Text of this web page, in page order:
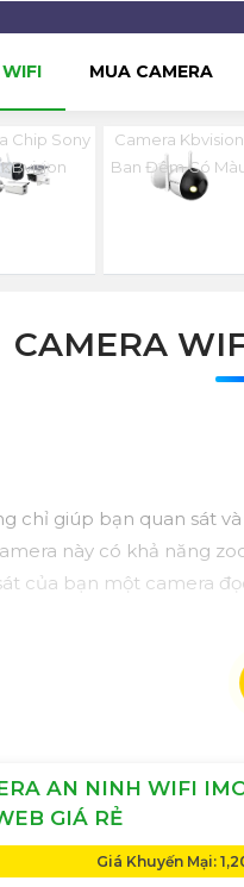
MUA CAMERA
Chip Sony
KBvision
Camera Kbvision
Ban Đêm Có
CAMERA
chỉ giúp bạn quan sát
này có khả năng
của bạn một camera
AN NINH WIFI
GIÁ RẺ
Giá Khuyến Mại: